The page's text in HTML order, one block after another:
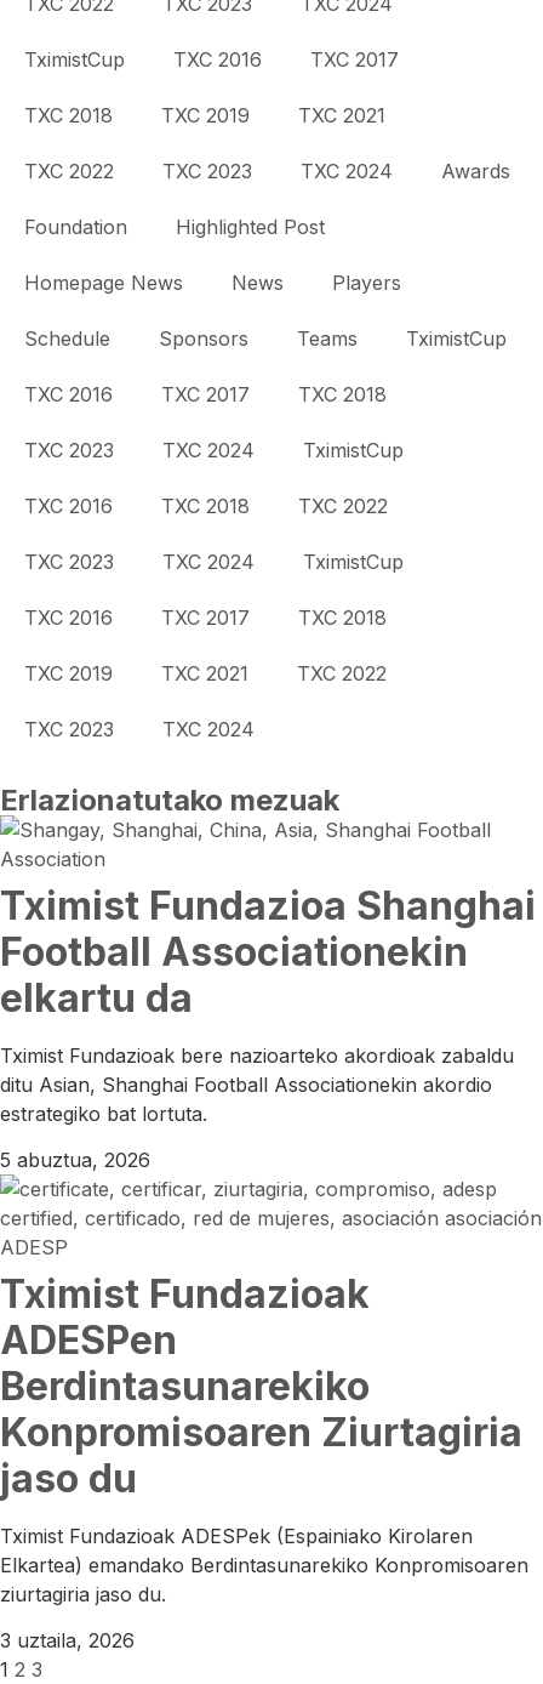
TximistCup TXC 2016 TXC 2017
TXC 2018 TXC 2019 TXC 2021
TXC 2022 TXC 2023 TXC 2024 Awards
Foundation Highlighted Post
Homepage News News Players
Schedule Sponsors Teams TximistCup
TXC 2016 TXC 2017 TXC 2018
TXC 2023 TXC 2024 TximistCup
TXC 2016 TXC 2018 TXC 2022
TXC 2023 TXC 2024 TximistCup
TXC 2016 TXC 2017 TXC 2018
TXC 2019 TXC 2021 TXC 2022
TXC 2023 TXC 2024
Erlazionatutako mezuak
Tximist Fundazioa Shanghai
Football Associationekin
elkartu da
Tximist Fundazioak bere nazioarteko akordioak zabaldu
ditu Asian, Shanghai Football Associationekin akordio
estrategiko bat lortuta.
5 abuztua, 2026
Tximist Fundazioak
ADESPen
Berdintasunarekiko
Konpromisoaren Ziurtagiria
jaso du
Tximist Fundazioak ADESPek (Espainiako Kirolaren
Elkartea) emandako Berdintasunarekiko Konpromisoaren
ziurtagiria jaso du.
3 uztaila, 2026
1 2 3